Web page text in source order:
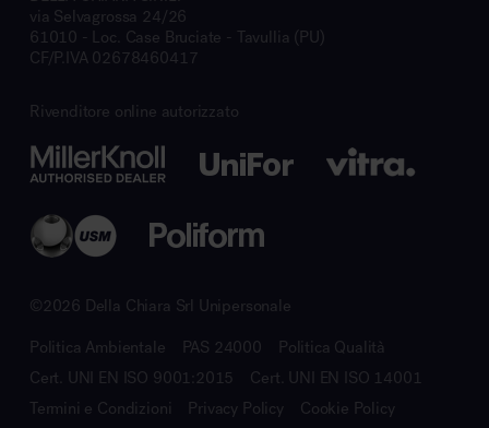
via Selvagrossa 24/26
61010 - Loc. Case Bruciate - Tavullia (PU)
CF/P.IVA 02678460417
Rivenditore online autorizzato
©2026 Della Chiara Srl Unipersonale
Politica Ambientale PAS 24000
Politica Qualità
Cert. UNI EN ISO 9001:2015
Cert. UNI EN ISO 14001
Termini e Condizioni
Privacy Policy Cookie Policy